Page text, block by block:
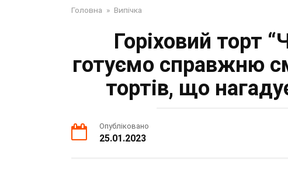
Головна » Випічка
Горіховий торт
готуємо справжню
тортів, що
Опубліковано
25.01.2023